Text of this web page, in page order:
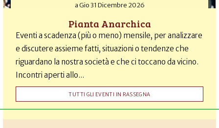
aGio 31 Dicembre 2026
Pianta Anarchica
Eventi a scadenza (più o meno) mensile, per analizzare
e discutere assieme fatti, situazioni o tendenze che
riguardano la nostra società e che ci toccano da vicino.
Incontri aperti allo...
TUTTI GLI EVENTI IN RASSEGNA